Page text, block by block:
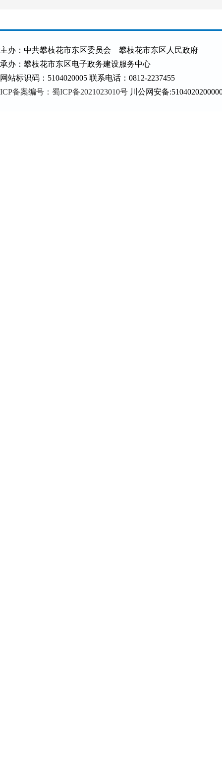
主办：中共攀枝花市东区委员会 攀枝花市东区人民政府
承办：攀枝花市东区电子政务建设服务中心
网站标识码：5104020005 联系电话：0812-2237455
ICP备案编号：蜀ICP备2021023010号 川公网安备